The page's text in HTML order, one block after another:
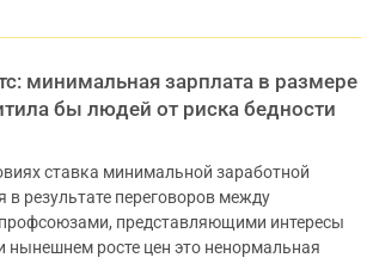
минимальная зарплата в размере
бы людей от риска бедности
ставка минимальной заработной
в результате переговоров между
представляющими интересы
нынешнем росте цен это ненормальная